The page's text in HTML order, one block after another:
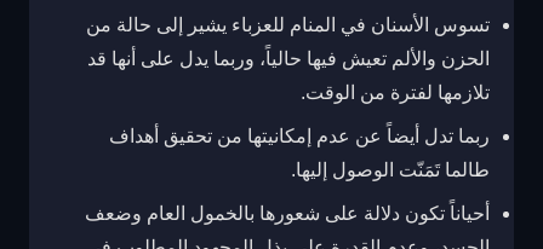
تسوس الأسنان في المنام للعزباء يشير إلى حالة من
الحزن والألم تعيش فيها حالياً، وربما يدل على أنها قد
تلازمها لفترة من الوقت.
ربما تدل أيضاً عن عدم إمكانيتها من تحقيق أهداف
طالما تَمَنّت الوصول إليها.
أحياناً تكون دلالة على شعورها بالخمول العام وضعف